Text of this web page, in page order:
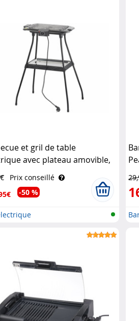
et gril de table
avec plateau amovible,
W Rosenstein & Söhne
Prix conseillé
-50 %